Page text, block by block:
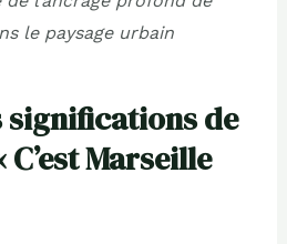
le paysage urbain
significations de
C’est Marseille